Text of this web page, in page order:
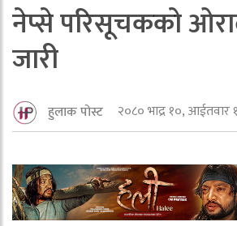
नेप्से परिसूचकको
जारी
हुलाक पोस्ट २०८० भाद्र १०, आईतवार